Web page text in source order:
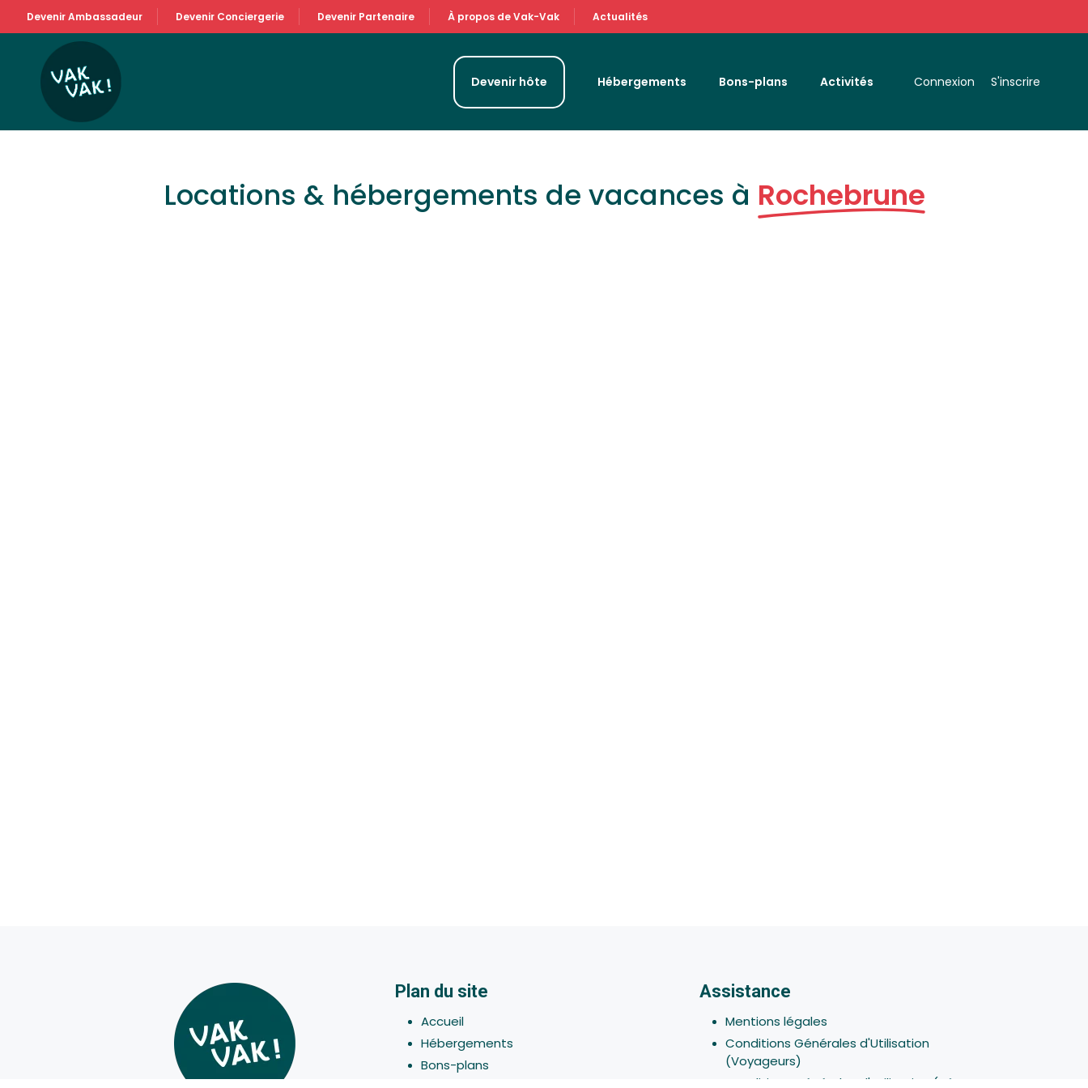
Devenir Ambassadeur Devenir Conciergerie Devenir Partenaire À propos de Vak-Vak Actualités
Devenir hôte Hébergements Bons-plans Activités Connexion S'inscrire
Locations & hébergements de vacances à Rochebrune
Plan du site
Accueil
Hébergements
Bons-plans
Assistance
Mentions légales
Conditions Générales d'Utilisation
(Voyageurs)
Conditions Générales d'Utilisation (Hôtes -